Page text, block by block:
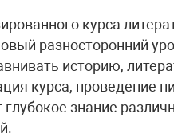
курса
разносторонний
историю,
курса, проведение
знание